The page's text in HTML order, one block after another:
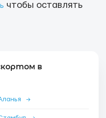
чтобы оставлять
в
→